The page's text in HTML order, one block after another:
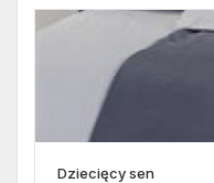
Dziecięcy sen